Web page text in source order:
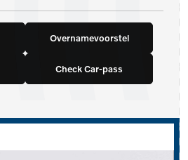
Overnamevoorstel
Check Car-pass